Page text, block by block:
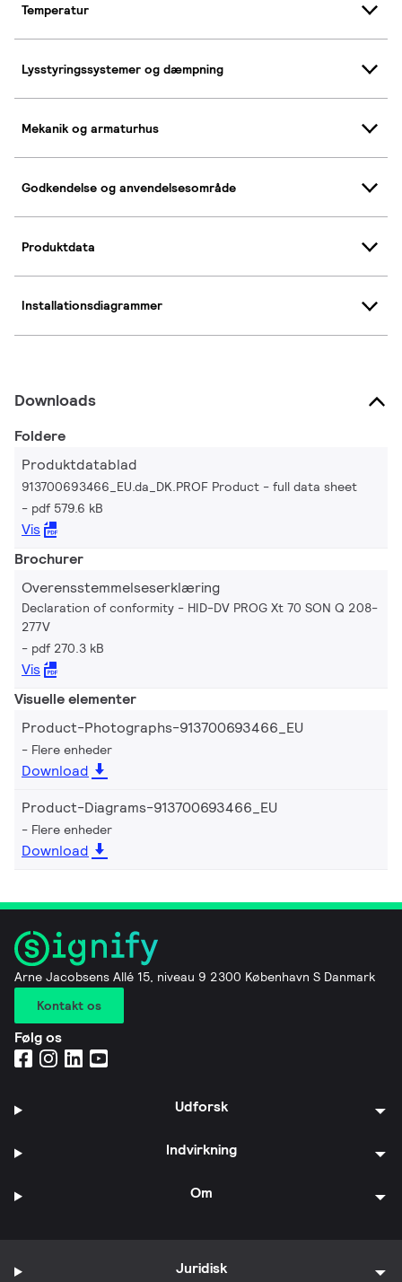
Temperatur
Lysstyringssystemer og dæmpning
Mekanik og armaturhus
Godkendelse og anvendelsesområde
Produktdata
Installationsdiagrammer
Downloads
Foldere
Produktdatablad
913700693466_EU.da_DK.PROF Product - full data sheet
pdf 579.6 kB
Vis
Brochurer
Overensstemmelseserklæring
Declaration of conformity - HID-DV PROG Xt 70 SON Q 208-
277V
pdf 270.3 kB
Vis
Visuelle elementer
Product-Photographs-913700693466_EU
Flere enheder
Download
Product-Diagrams-913700693466_EU
Flere enheder
Download
Arne Jacobsens Allé 15, niveau 9 2300 København S Danmark
Kontakt os
Følg os
Udforsk
Indvirkning
Om
Juridisk